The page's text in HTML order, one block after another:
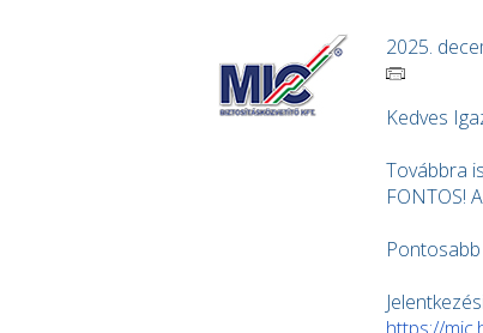
2025.
Kedves
Továbbra
FONTOS!